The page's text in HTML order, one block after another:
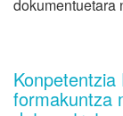
dokumentuetara
formakuntza